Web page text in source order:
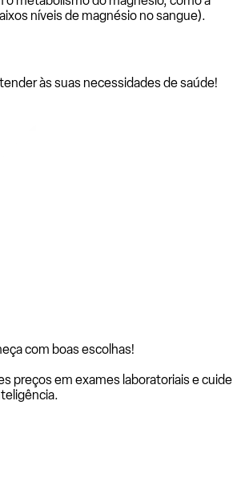
níveis de magnésio no sangue).
às suas necessidades de saúde!
com boas escolhas!
preços em exames laboratoriais e cuide